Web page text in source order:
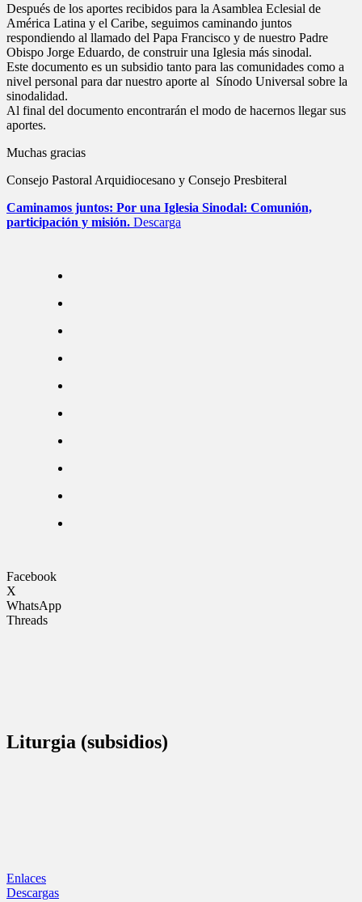
Después de los aportes recibidos para la Asamblea Eclesial de
América Latina y el Caribe, seguimos caminando juntos
respondiendo al llamado del Papa Francisco y de nuestro Padre
Obispo Jorge Eduardo, de construir una Iglesia más sinodal.
Este documento es un subsidio tanto para las comunidades como a
nivel personal para dar nuestro aporte al Sínodo Universal sobre la
sinodalidad.
Al final del documento encontrarán el modo de hacernos llegar sus
aportes.
Muchas gracias
Consejo Pastoral Arquidiocesano y Consejo Presbiteral
Caminamos juntos: Por una Iglesia Sinodal: Comunión,
participación y misión. Descarga
Facebook
X
WhatsApp
Threads
Liturgia (subsidios)
Enlaces
Descargas